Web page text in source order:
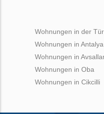
Wohnungen in der
Wohnungen in Antalya
Wohnungen in
Wohnungen in Oba
Wohnungen in Cikcilli